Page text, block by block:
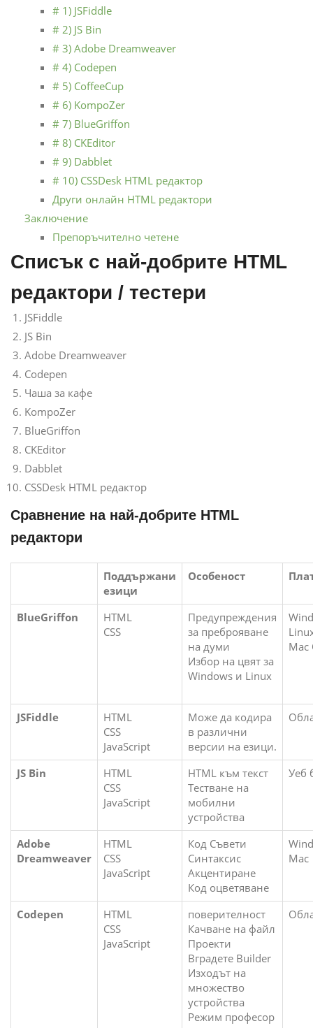
# 1) JSFiddle
# 2) JS Bin
# 3) Adobe Dreamweaver
# 4) Codepen
# 5) CoffeeCup
# 6) KompoZer
# 7) BlueGriffon
# 8) CKEditor
# 9) Dabblet
# 10) CSSDesk HTML редактор
Други онлайн HTML редактори
Заключение
Препоръчително четене
Списък с най-добрите HTML
редактори / тестери
JSFiddle
JS Bin
Adobe Dreamweaver
Codepen
Чаша за кафе
KompoZer
BlueGriffon
CKEditor
Dabblet
CSSDesk HTML редактор
Сравнение на най-добрите HTML
редактори
Поддържани
езици
Особеност
BlueGriffon
HTML
CSS
Предупреждения
за преброяване
на думи
Избор на цвят за
Windows и Linux
Mac
JSFiddle
HTML
CSS
JavaScript
Може да кодира
в различни
версии на езици.
JS Bin
HTML
CSS
JavaScript
HTML към текст
Тестване на
мобилни
устройства
Уеб
Adobe
Dreamweaver
HTML
CSS
JavaScript
Код Съвети
Синтаксис
Акцентиране
Код оцветяване
Mac
Codepen
HTML
CSS
JavaScript
поверителност
Качване на файл
Проекти
Вградете Builder
Изходът на
множество
устройства
Режим професор